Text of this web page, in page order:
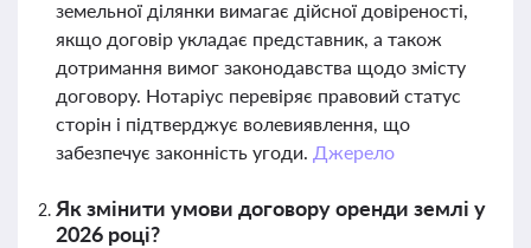
земельної ділянки вимагає дійсної довіреності,
якщо договір укладає представник, а також
дотримання вимог законодавства щодо змісту
договору. Нотаріус перевіряє правовий статус
сторін і підтверджує волевиявлення, що
забезпечує законність угоди. Джерело
Як змінити умови договору оренди землі у
2026 році?